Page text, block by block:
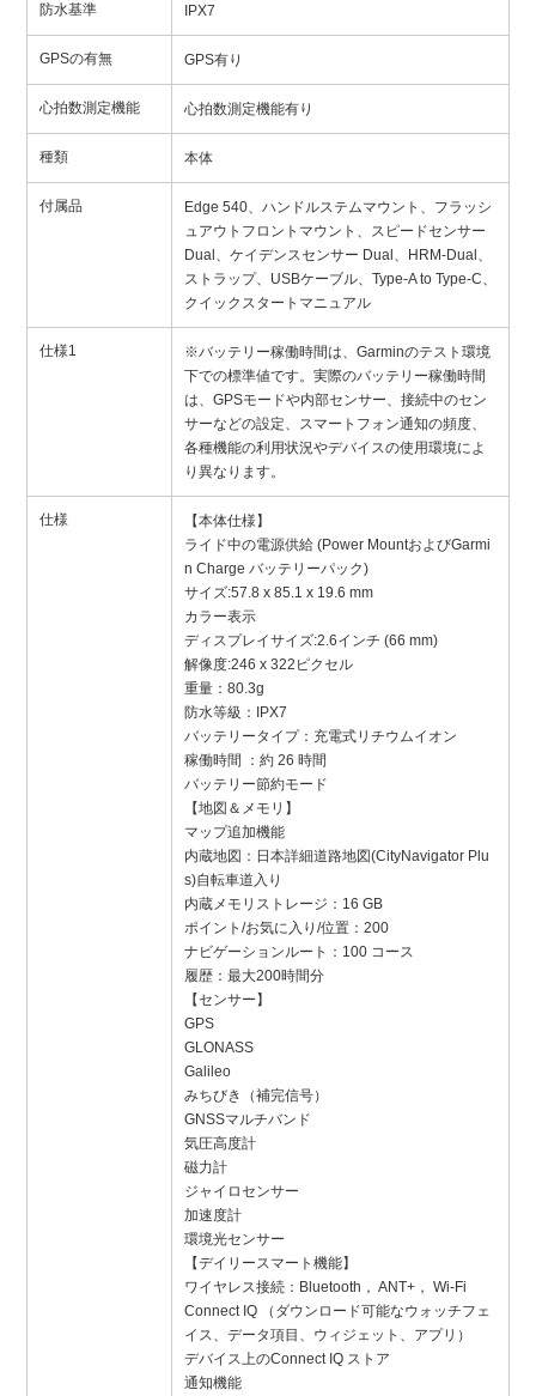
防水基準 IPX7
GPSの有無 GPS有り
心拍数測定機能 心拍数測定機能有り
種類 本体
付属品
Edge 540、ハンドルステムマウント、フラッシ
ュアウトフロントマウント、スピードセンサー
Dual、ケイデンスセンサー Dual、HRM-Dual、
ストラップ、USBケーブル、Type-A to Type-C、
クイックスタートマニュアル
仕様1
※バッテリー稼働時間は、Garminのテスト環境
下での標準値です。実際のバッテリー稼働時間
は、GPSモードや内部センサー、接続中のセン
サーなどの設定、スマートフォン通知の頻度、
各種機能の利用状況やデバイスの使用環境によ
り異なります。
仕様
【本体仕様】
ライド中の電源供給 (Power MountおよびGarmi
n Charge バッテリーパック)
サイズ:57.8 x 85.1 x 19.6 mm
カラー表示
ディスプレイサイズ:2.6インチ (66 mm)
解像度:246 x 322ピクセル
重量：80.3g
防水等級：IPX7
バッテリータイプ：充電式リチウムイオン
稼働時間 ：約 26 時間
バッテリー節約モード
【地図＆メモリ】
マップ追加機能
内蔵地図：日本詳細道路地図(CityNavigator Plu
s)自転車道入り
内蔵メモリストレージ：16 GB
ポイント/お気に入り/位置：200
ナビゲーションルート：100 コース
履歴：最大200時間分
【センサー】
GPS
GLONASS
Galileo
みちびき（補完信号）
GNSSマルチバンド
気圧高度計
磁力計
ジャイロセンサー
加速度計
環境光センサー
【デイリースマート機能】
ワイヤレス接続：Bluetooth， ANT+， Wi-Fi
Connect IQ （ダウンロード可能なウォッチフェ
イス、データ項目、ウィジェット、アプリ）
デバイス上のConnect IQ ストア
通知機能